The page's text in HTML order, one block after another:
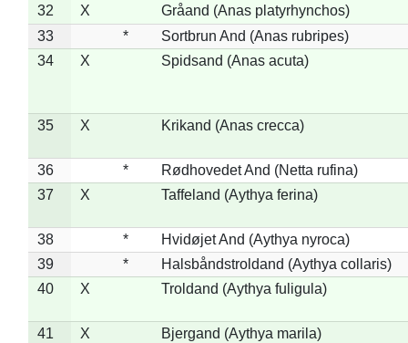
32
X
Gråand (Anas platyrhynchos)
33
*
Sortbrun And (Anas rubripes)
34
X Spidsand (Anas acuta)
35 X Krikand (Anas crecca)
36 *
Rødhovedet And (Netta rufina)
37
X Taffeland (Aythya ferina)
38 *
Hvidøjet And (Aythya nyroca)
39
*
Halsbåndstroldand (Aythya collaris)
40
X Troldand (Aythya fuligula)
41 X
Bjergand (Aythya marila)